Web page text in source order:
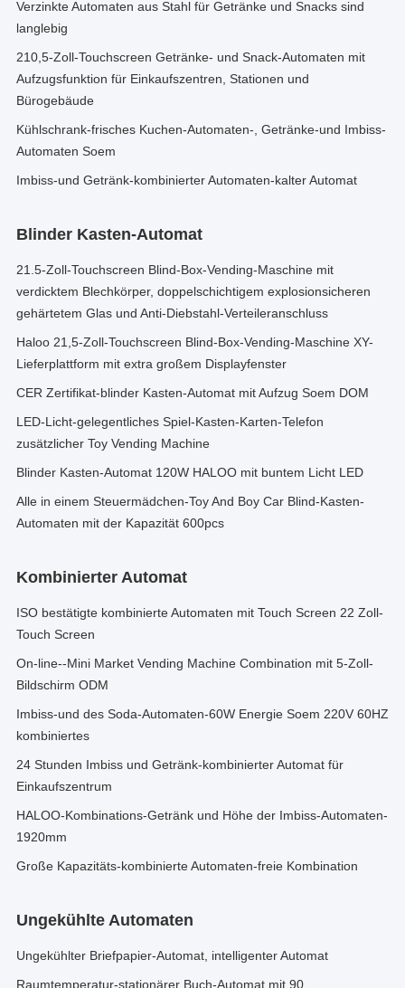
Verzinkte Automaten aus Stahl für Getränke und Snacks sind
langlebig
210,5-Zoll-Touchscreen Getränke- und Snack-Automaten mit
Aufzugsfunktion für Einkaufszentren, Stationen und
Bürogebäude
Kühlschrank-frisches Kuchen-Automaten-, Getränke-und Imbiss-
Automaten Soem
Imbiss-und Getränk-kombinierter Automaten-kalter Automat
Blinder Kasten-Automat
21.5-Zoll-Touchscreen Blind-Box-Vending-Maschine mit
verdicktem Blechkörper, doppelschichtigem explosionsicheren
gehärtetem Glas und Anti-Diebstahl-Verteileranschluss
Haloo 21,5-Zoll-Touchscreen Blind-Box-Vending-Maschine XY-
Lieferplattform mit extra großem Displayfenster
CER Zertifikat-blinder Kasten-Automat mit Aufzug Soem DOM
LED-Licht-gelegentliches Spiel-Kasten-Karten-Telefon
zusätzlicher Toy Vending Machine
Blinder Kasten-Automat 120W HALOO mit buntem Licht LED
Alle in einem Steuermädchen-Toy And Boy Car Blind-Kasten-
Automaten mit der Kapazität 600pcs
Kombinierter Automat
ISO bestätigte kombinierte Automaten mit Touch Screen 22 Zoll-
Touch Screen
On-line--Mini Market Vending Machine Combination mit 5-Zoll-
Bildschirm ODM
Imbiss-und des Soda-Automaten-60W Energie Soem 220V 60HZ
kombiniertes
24 Stunden Imbiss und Getränk-kombinierter Automat für
Einkaufszentrum
HALOO-Kombinations-Getränk und Höhe der Imbiss-Automaten-
1920mm
Große Kapazitäts-kombinierte Automaten-freie Kombination
Ungekühlte Automaten
Ungekühlter Briefpapier-Automat, intelligenter Automat
Raumtemperatur-stationärer Buch-Automat mit 90